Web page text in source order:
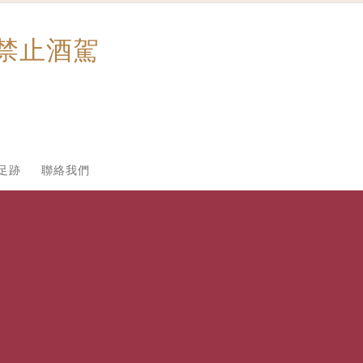
止酒駕
跡 聯絡我們